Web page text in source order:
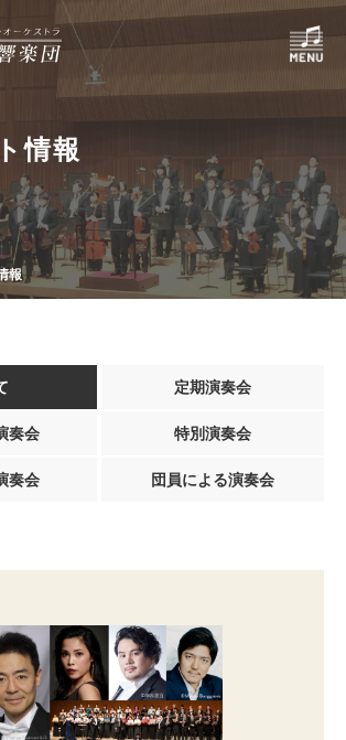
情報
報
定期演奏会
奏会 特別演奏会
奏会 団員による演奏会